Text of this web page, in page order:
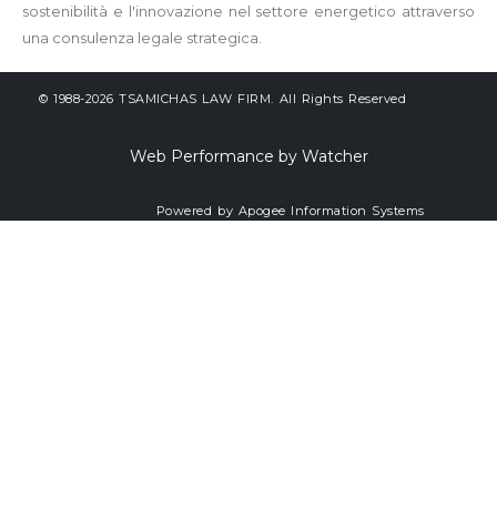
sostenibilità e l'innovazione nel settore energetico attraverso
una consulenza legale strategica.
© 1988-2026 TSAMICHAS LAW FIRM. All Rights Reserved
Web Performance by Watcher
Powered by Apogee Information Systems